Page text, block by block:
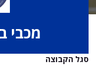
מכבי
סגל הקבוצה